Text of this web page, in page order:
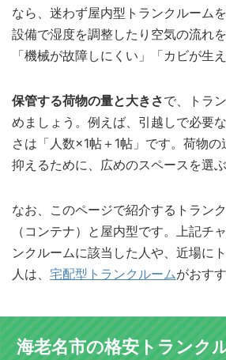
なら、迷わず屋内型トランクルーム
設備で湿度を調整したり空気の流れ
「機械が故障しにくい」「カビが生
保管する荷物の量と大きさで、トラ
めましょう。例えば、引越しで必要
さは「人数×1帖＋1帖」です。荷物
抑えるために、広めのスペースを選ぶ
なお、このページで紹介するトラン
（コンテナ）と屋内型です。上記チ
ンクルームに該当した人や、近場に
人は、 宅配型トランクルームがおす
海老名市の格安トランク